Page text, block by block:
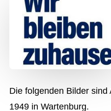
Die folgenden Bilder
1949 in Wartenburg.